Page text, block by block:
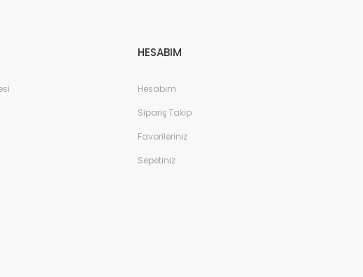
HESABIM
Hesabım
Sipariş Takip
Favorileriniz
Sepetiniz